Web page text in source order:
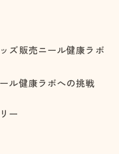
ズ販売ニール健康ラボ
ル健康ラボへの挑戦
ー